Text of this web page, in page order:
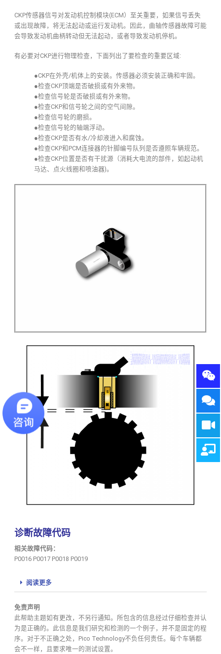
CKP传感器信号对发动机控制模块(ECM）至关重要，如果信号丢失
或出现故障，将无法起动或运行发动机。因此，曲轴传感器故障可能
会导致发动机曲柄转动但无法起动，或者导致发动机停机。
有必要对CKP进行物理检查，下面列出了要检查的重要区域:
●CKP在外壳/机体上的安装。传感器必须安装正确和牢固。
●检查CKP顶端是否破损或有外来物。
●检查信号轮是否破损或有外来物。
●检查CKP和信号轮之间的空气间隙。
●检查信号轮的磨损。
●检查信号轮的轴端浮动。
●检查CKP是否有水/冷却液进入和腐蚀。
●检查CKP和PCM连接器的针脚编号队列是否遵照车辆规范。
●检查CKP位置是否有干扰源（消耗大电流的部件，如起动机
马达、点火线圈和喷油器)。
诊断故障代码
相关故障代码：
P0016 P0017 P0018 P0019
阅读更多
免责声明
此帮助主题如有更改，不另行通知。所包含的信息经过仔细检查并认
为是正确的。此信息是我们研究和检测的一个例子，并不是固定的程
序。对于不正确之处，Pico Technology不负任何责任。每个车辆都
会不一样，且要求唯一的测试设置。